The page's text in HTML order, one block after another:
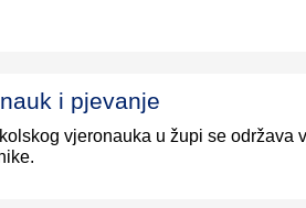
i pjevanje
vjeronauka u župi se održava